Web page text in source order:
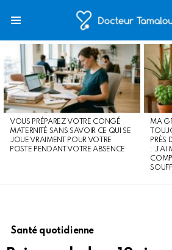
STORIES
VOUS PRÉPAREZ VOTRE CONGÉ
MATERNITÉ SANS SAVOIR CE QUI SE
JOUE VRAIMENT POUR VOTRE
POSTE PENDANT VOTRE ABSENCE
MA
PRÈS
: J’AI
Santé quotidienne